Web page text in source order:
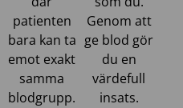
patienten
bara kan ta
emot exakt
samma
blodgrupp.
Genom att
ge blod gör
du en
värdefull
insats.